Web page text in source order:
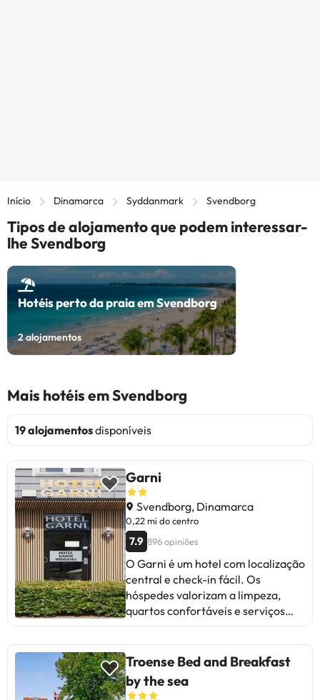
Início Dinamarca Syddanmark Svendborg
Tipos de alojamento que podem interessar-
lhe Svendborg
Hotéis perto da praia em Svendborg
2alojamentos
Mais hotéis em Svendborg
19 alojamentosdisponíveis
Garni
Svendborg, Dinamarca
0,22 mi do centro
7.9 896 opiniões
O Garni é um hotel com localização
central e check-in fácil. Os
hóspedes valorizam a limpeza,
quartos confortáveis e serviços
problemas de ruído em alguns
quartos. Apesar disso, é ideal para
estadias curtas, com
Troense Bed and Breakfast
by the sea